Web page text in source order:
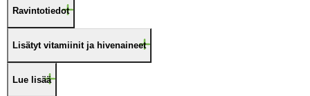
Ravintotiedot
Lisätyt vitamiinit ja hivenaineet
Lue lisää